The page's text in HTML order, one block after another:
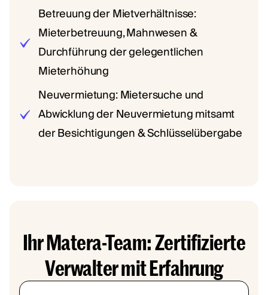
Betreuung der Mietverhältnisse:
Mieterbetreuung, Mahnwesen &
Durchführung der gelegentlichen
Mieterhöhung
Neuvermietung: Mietersuche und
Abwicklung der Neuvermietung mitsamt
der Besichtigungen & Schlüsselübergabe
Ihr Matera-Team: Zertifizierte
Verwalter mit Erfahrung